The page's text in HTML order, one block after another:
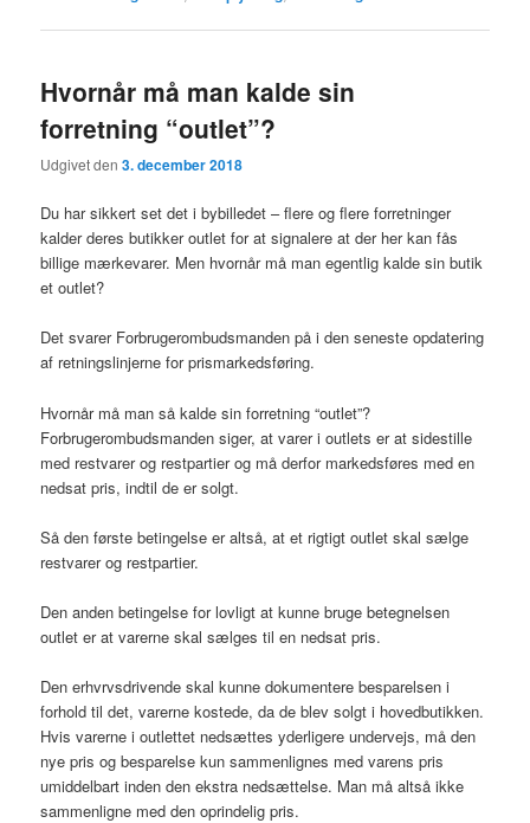
Hvornår må man kalde sin
forretning “outlet”?
Udgivet den3. december 2018
Du har sikkert set det i bybilledet – flere og flere forretninger
kalder deres butikker outlet for at signalere at der her kan fås
billige mærkevarer. Men hvornår må man egentlig kalde sin butik
et outlet?
Det svarer Forbrugerombudsmanden på i den seneste opdatering
af retningslinjerne for prismarkedsføring.
Hvornår må man så kalde sin forretning “outlet”?
Forbrugerombudsmanden siger, at varer i outlets er at sidestille
med restvarer og restpartier og må derfor markedsføres med en
nedsat pris, indtil de er solgt.
Så den første betingelse er altså, at et rigtigt outlet skal sælge
restvarer og restpartier.
Den anden betingelse for lovligt at kunne bruge betegnelsen
outlet er at varerne skal sælges til en nedsat pris.
Den erhvrvsdrivende skal kunne dokumentere besparelsen i
forhold til det, varerne kostede, da de blev solgt i hovedbutikken.
Hvis varerne i outlettet nedsættes yderligere undervejs, må den
nye pris og besparelse kun sammenlignes med varens pris
umiddelbart inden den ekstra nedsættelse. Man må altså ikke
sammenligne med den oprindelig pris.